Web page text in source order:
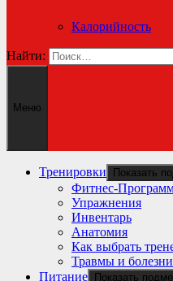
Калорийность
Найти:
Меню
Тренировки Показать
Фитнес-
Упражнения
Инвентарь
Анатомия
Как выбрать
Травмы и болезни
Питание
Показать